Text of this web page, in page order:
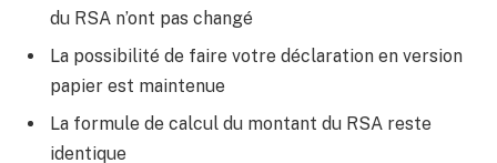
du RSA n’ont pas changé
La possibilité de faire votre déclaration en version
papier est maintenue
La formule de calcul du montant du RSA reste
identique